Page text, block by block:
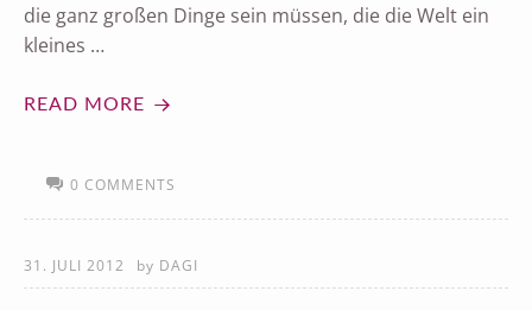
die ganz großen Dinge sein müssen, die die Welt ein
kleines …
READ MORE
0 COMMENTS
31. JULI 2012 by DAGI